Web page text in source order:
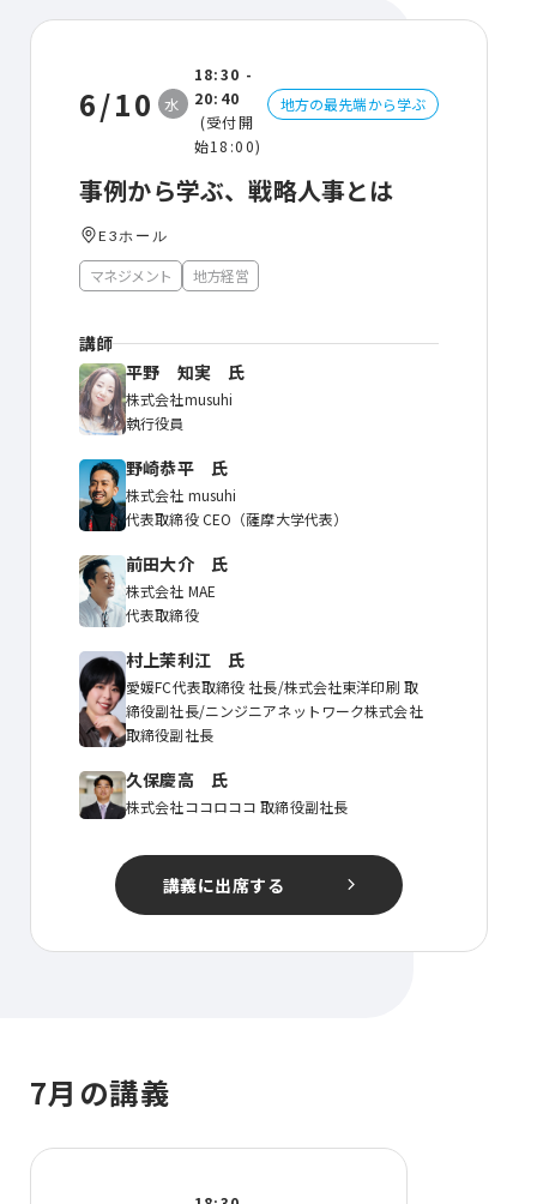
6/10 水
18:30 -
20:40
(受付開
始18:00)
地方の最先端から学ぶ
事例から学ぶ、戦略⼈事とは
E3ホール
マネジメント 地方経営
講師
平野 知実 氏
株式会社musuhi
執行役員
野崎恭平 氏
株式会社 musuhi
代表取締役 CEO（薩摩⼤学代表）
前⽥⼤介 氏
株式会社 MAE
代表取締役
村上茉利江 氏
愛媛FC代表取締役 社長/株式会社東洋印刷 取
締役副社長/ニンジニアネットワーク株式会社
取締役副社長
久保慶高 氏
株式会社ココロココ 取締役副社長
講義に出席する
7月の講義